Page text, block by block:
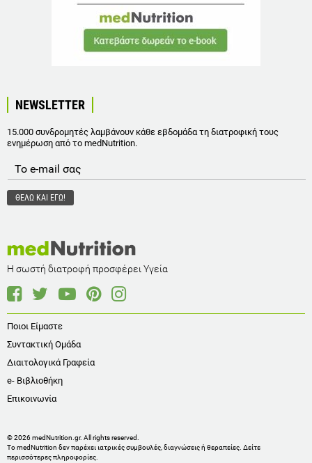
NEWSLETTER
15.000 συνδρομητές λαμβάνουν κάθε εβδομάδα τη διατροφική τους
ενημέρωση από το medNutrition.
Η σωστή διατροφή προσφέρει Υγεία
Ποιοι Είμαστε
Συντακτική Ομάδα
Διαιτολογικά Γραφεία
e- Βιβλιοθήκη
Επικοινωνία
© 2026 medNutrition.gr. All rights reserved.
Το medNutrition δεν παρέχει ιατρικές συμβουλές, διαγνώσεις ή θεραπείες. Δείτε
περισσότερες πληροφορίες